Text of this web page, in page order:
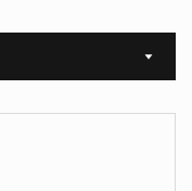
Sort